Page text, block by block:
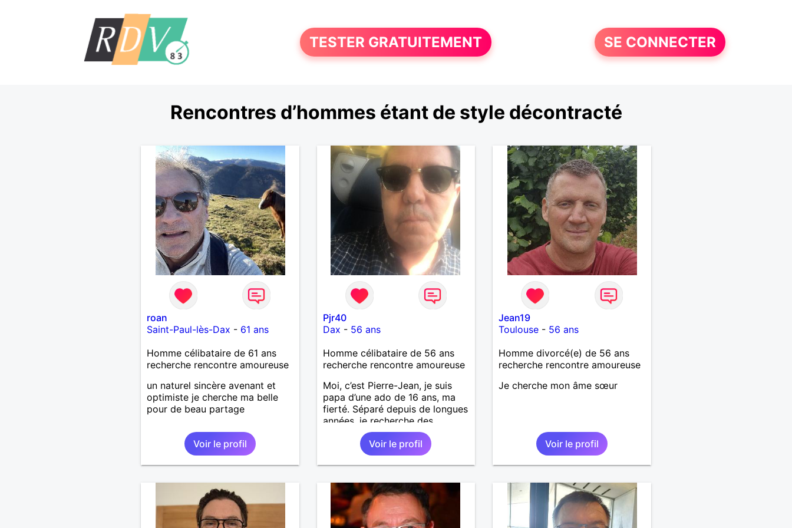
TESTER GRATUITEMENT SE CONNECTER
Rencontres d’hommes étant de style décontracté
roan
Saint-Paul-lès-Dax - 61 ans
Homme célibataire de 61 ans
recherche rencontre amoureuse
un naturel sincère avenant et
optimiste je cherche ma belle
pour de beau partage
Voir le profil
Pjr40
Dax - 56 ans
Homme célibataire de 56 ans
recherche rencontre amoureuse
Moi, c’est Pierre-Jean, je suis
papa d’une ado de 16 ans, ma
fierté. Séparé depuis de longues
années, je recherche des
affinités amicales afin de
rompre une solitude parfois
difficile à gérer ainsi que casser
le vague à l’âme. L’amitié reste
yeux mais peut se décliner en
des sentiments plus puissants.
« Le temps fera son œuvre »
Voir le profil
Jean19
Toulouse - 56 ans
Homme divorcé(e) de 56 ans
recherche rencontre amoureuse
Je cherche mon âme sœur
Voir le profil